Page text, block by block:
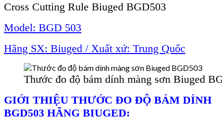
Cross Cutting Rule Biuged BGD503
Model: BGD 503
Hãng SX: Biuged / Xuất xứ: Trung Quốc
Thước đo độ bám dính màng sơn Biuged
GIỚI THIỆU THƯỚC ĐO ĐỘ BÁM DÍNH
BGD503 HÃNG BIUGED: